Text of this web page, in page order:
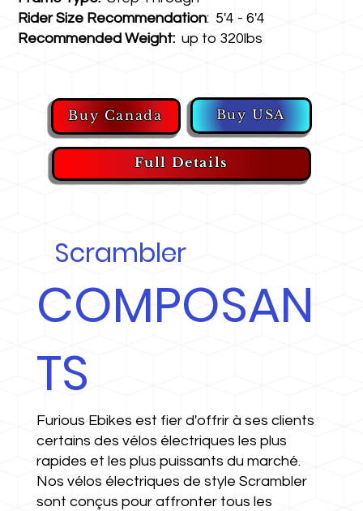
Rider Size Recommendation: 5'4 - 6'4
Recommended Weight: up to 320lbs
Buy Canada Buy USA
Full Details
Scrambler
COMPOSAN
TS
Furious Ebikes est fier d'offrir à ses clients
certains des vélos électriques les plus
rapides et les plus puissants du marché.
Nos vélos électriques de style Scrambler
sont conçus pour affronter tous les